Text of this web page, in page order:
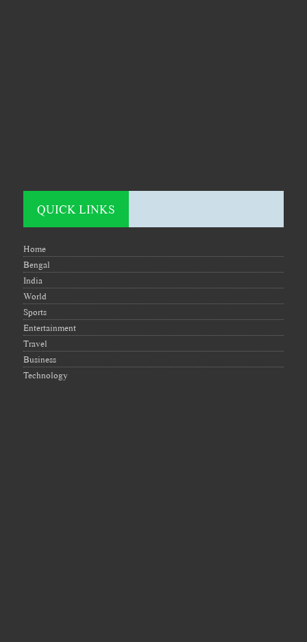
QUICK LINKS
Home
Bengal
India
World
Sports
Entertainment
Travel
Business
Technology